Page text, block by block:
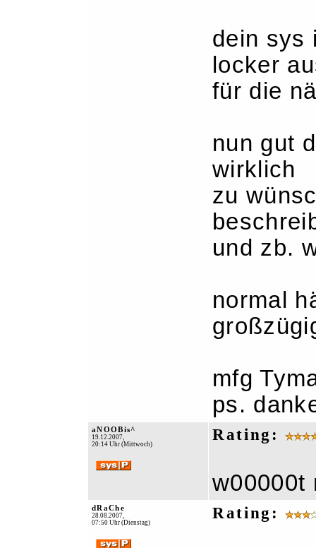
dein sys
locker
für die
nun gut
wirklich
zu
und zb.
normal
mfg
ps.
aNOOBis^
19.12.2007,
20:14 Uhr (Mittwoch)
Rating:
w00000t
dRaChe
28.08.2007,
07:50 Uhr (Dienstag)
Rating: